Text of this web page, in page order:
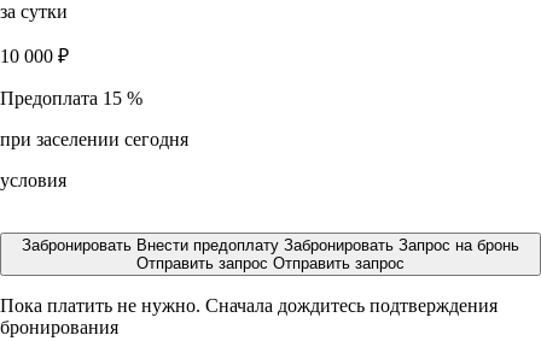
за сутки
10 000 ₽
Предоплата 15 %
при заселении сегодня
условия
Забронировать Внести предоплату Забронировать Запрос на бронь
Отправить запрос Отправить запрос
Пока платить не нужно. Сначала дождитесь подтверждения
бронирования